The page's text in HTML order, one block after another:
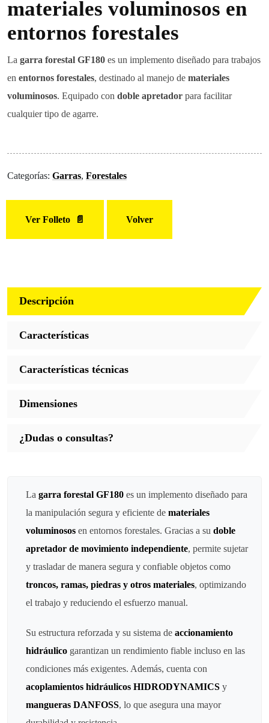
materiales voluminosos en
entornos forestales
La garra forestal GF180 es un implemento diseñado para trabajos
en entornos forestales, destinado al manejo de materiales
voluminosos. Equipado con doble apretador para facilitar
cualquier tipo de agarre.
Categorías: Garras, Forestales
Ver Folleto 📄 Volver
Descripción
Características
Características técnicas
Dimensiones
¿Dudas o consultas?
La garra forestal GF180 es un implemento diseñado para
la manipulación segura y eficiente de materiales
voluminosos en entornos forestales. Gracias a su doble
apretador de movimiento independiente, permite sujetar
y trasladar de manera segura y confiable objetos como
troncos, ramas, piedras y otros materiales, optimizando
el trabajo y reduciendo el esfuerzo manual.
Su estructura reforzada y su sistema de accionamiento
hidráulico garantizan un rendimiento fiable incluso en las
condiciones más exigentes. Además, cuenta con
acoplamientos hidráulicos HIDRODYNAMICS y
mangueras DANFOSS, lo que asegura una mayor